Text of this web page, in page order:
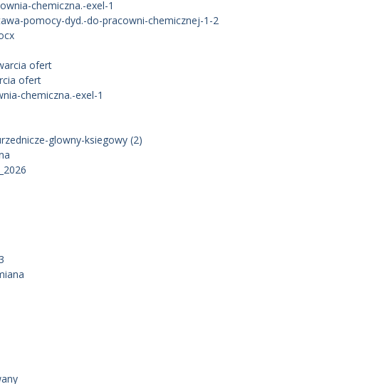
chemiczna.-exel-1
pomocy-dyd.-do-pracowni-chemicznej-1-2
ofert
ofert
chemiczna.-exel-1
glowny-ksiegowy (2)